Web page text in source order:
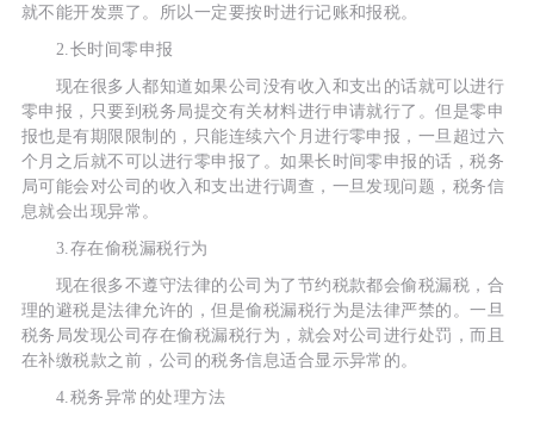
就不能开发票了。所以一定要按时进行记账和报税。
2.长时间零申报
现在很多人都知道如果公司没有收入和支出的话就可以进行
零申报，只要到税务局提交有关材料进行申请就行了。但是零申
报也是有期限限制的，只能连续六个月进行零申报，一旦超过六
个月之后就不可以进行零申报了。如果长时间零申报的话，税务
局可能会对公司的收入和支出进行调查，一旦发现问题，税务信
息就会出现异常。
3.存在偷税漏税行为
现在很多不遵守法律的公司为了节约税款都会偷税漏税，合
理的避税是法律允许的，但是偷税漏税行为是法律严禁的。一旦
税务局发现公司存在偷税漏税行为，就会对公司进行处罚，而且
在补缴税款之前，公司的税务信息适合显示异常的。
4.税务异常的处理方法